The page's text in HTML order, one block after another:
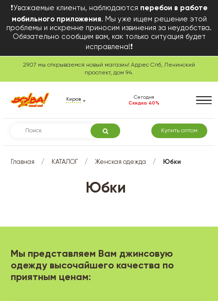
❗Уважаемые клиенты, наблюдаются перебои в работе
мобильного приложения. Мы уже ищем решение этой
проблемы и искренне приносим извинения за неудобства.
Обязательно сообщим вам, как только ситуация будет
исправлена!❗
29.07 мы открываемся новый магазин! Адрес Спб, Ленинский
проспект, дом 94.
Киров
Сегодня
Скидка 40%
Купить оптом
Главная / КАТАЛОГ / Женская одежда / Юбки
Юбки
Мы представляем Вам джинсовую
одежду высочайшего качества по
приятным ценам: